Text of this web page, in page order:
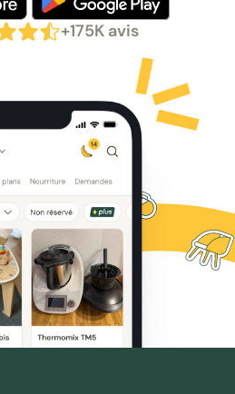
+175K avis